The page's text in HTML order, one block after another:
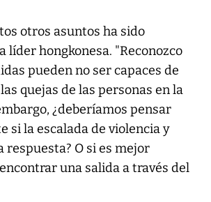
otros asuntos ha sido
líder hongkonesa. "Reconozco
pueden no ser capaces de
quejas de las personas en la
¿deberíamos pensar
si la escalada de violencia y
respuesta? O si es mejor
una salida a través del